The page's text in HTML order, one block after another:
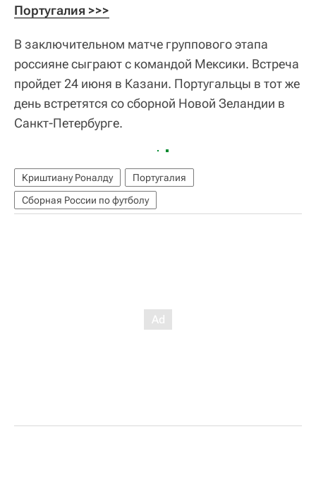
Португалия >>>
В заключительном матче группового этапа
россияне сыграют с командой Мексики. Встреча
пройдет 24 июня в Казани. Португальцы в тот же
день встретятся со сборной Новой Зеландии в
Санкт-Петербурге.
Криштиану Роналду
Португалия
Сборная России по футболу